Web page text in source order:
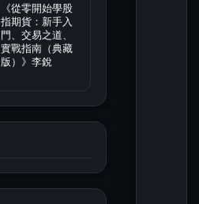
《從零開始學股
指期貨：新手入
門、交易之道、
實戰指南（典藏
版）》李銳